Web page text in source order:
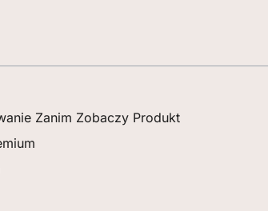
Zanim Zobaczy Produkt